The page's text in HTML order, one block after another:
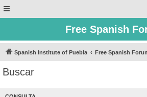
Free Spanish
Spanish Institute of Puebla Free Spanish
Buscar